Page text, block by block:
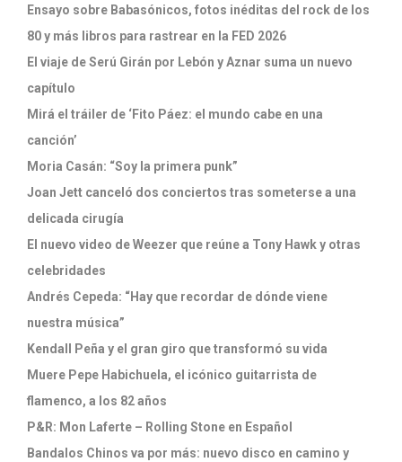
Ensayo sobre Babasónicos, fotos inéditas del rock de los
80 y más libros para rastrear en la FED 2026
El viaje de Serú Girán por Lebón y Aznar suma un nuevo
capítulo
Mirá el tráiler de ‘Fito Páez: el mundo cabe en una
canción’
Moria Casán: “Soy la primera punk”
Joan Jett canceló dos conciertos tras someterse a una
delicada cirugía
El nuevo video de Weezer que reúne a Tony Hawk y otras
celebridades
Andrés Cepeda: “Hay que recordar de dónde viene
nuestra música”
Kendall Peña y el gran giro que transformó su vida
Muere Pepe Habichuela, el icónico guitarrista de
flamenco, a los 82 años
P&R: Mon Laferte – Rolling Stone en Español
Bandalos Chinos va por más: nuevo disco en camino y